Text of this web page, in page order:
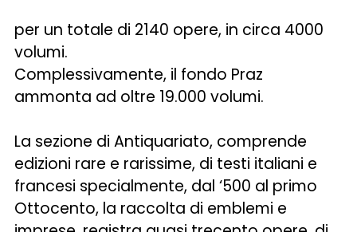
per un totale di 2140 opere, in circa 4000
volumi.
Complessivamente, il fondo Praz
ammonta ad oltre 19.000 volumi.
La sezione di Antiquariato, comprende
edizioni rare e rarissime, di testi italiani e
francesi specialmente, dal ‘500 al primo
Ottocento, la raccolta di emblemi e